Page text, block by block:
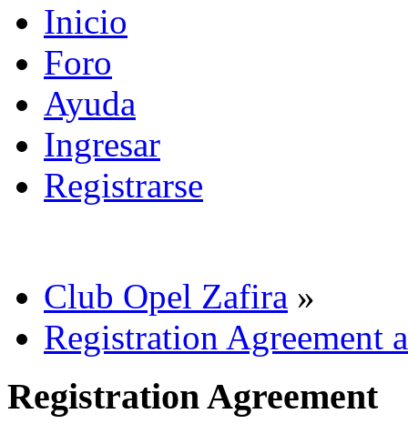
Inicio
Foro
Ayuda
Ingresar
Registrarse
Club Opel Zafira »
Registration Agreement
Registration Agreement